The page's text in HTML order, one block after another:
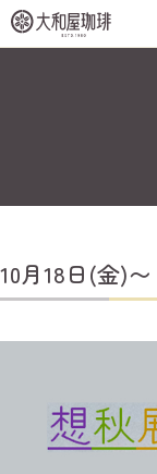
10月18日(金)